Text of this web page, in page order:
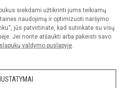
siekdami užtikrinti jums teikiamų
naudojimą ir optimizuoti naršymo
jūs patvirtinate, kad sutinkate su visų
Jei norite atšaukti arba pakeisti savo
slapukų valdymo puslapyje.
centras. Visos teisės saugomos.
sutikimo griežtai draudžiama.
Slapukų valdymas